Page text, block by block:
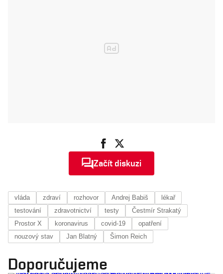
Začít diskuzi
vláda zdraví rozhovor Andrej Babiš
lékař
testování
zdravotnictví testy
Čestmír Strakatý
Prostor X
koronavirus covid-19
opatření
nouzový stav
Jan Blatný Šimon Reich
Doporučujeme